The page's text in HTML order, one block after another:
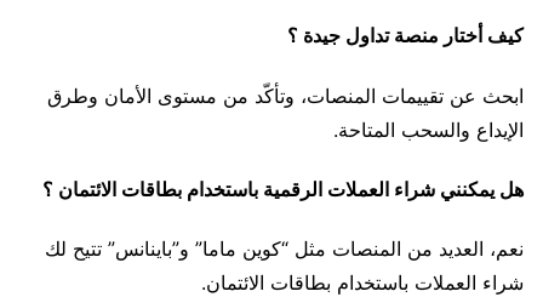
كيف أختار منصة تداول جيدة ؟
ابحث عن تقييمات المنصات، وتأكّد من مستوى الأمان وطرق
الإيداع والسحب المتاحة.
هل يمكنني شراء العملات الرقمية باستخدام بطاقات الائتمان ؟
نعم، العديد من المنصات مثل “كوين ماما” و”باينانس” تتيح لك
شراء العملات باستخدام بطاقات الائتمان.